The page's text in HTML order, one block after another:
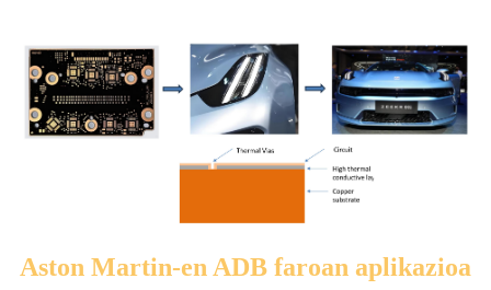
Aston Martin-en ADB faroan aplikazioa